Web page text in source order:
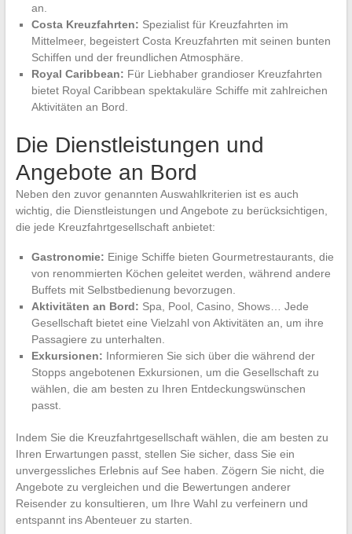
an.
Costa Kreuzfahrten: Spezialist für Kreuzfahrten im
Mittelmeer, begeistert Costa Kreuzfahrten mit seinen bunten
Schiffen und der freundlichen Atmosphäre.
Royal Caribbean: Für Liebhaber grandioser Kreuzfahrten
bietet Royal Caribbean spektakuläre Schiffe mit zahlreichen
Aktivitäten an Bord.
Die Dienstleistungen und
Angebote an Bord
Neben den zuvor genannten Auswahlkriterien ist es auch
wichtig, die Dienstleistungen und Angebote zu berücksichtigen,
die jede Kreuzfahrtgesellschaft anbietet:
Gastronomie: Einige Schiffe bieten Gourmetrestaurants, die
von renommierten Köchen geleitet werden, während andere
Buffets mit Selbstbedienung bevorzugen.
Aktivitäten an Bord: Spa, Pool, Casino, Shows… Jede
Gesellschaft bietet eine Vielzahl von Aktivitäten an, um ihre
Passagiere zu unterhalten.
Exkursionen: Informieren Sie sich über die während der
Stopps angebotenen Exkursionen, um die Gesellschaft zu
wählen, die am besten zu Ihren Entdeckungswünschen
passt.
Indem Sie die Kreuzfahrtgesellschaft wählen, die am besten zu
Ihren Erwartungen passt, stellen Sie sicher, dass Sie ein
unvergessliches Erlebnis auf See haben. Zögern Sie nicht, die
Angebote zu vergleichen und die Bewertungen anderer
Reisender zu konsultieren, um Ihre Wahl zu verfeinern und
entspannt ins Abenteuer zu starten.